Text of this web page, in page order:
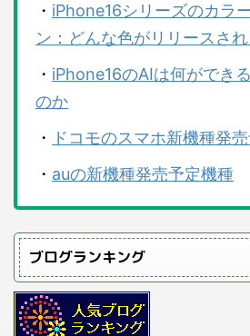
・ iPhone16シリーズのカラ
ン：どんな色がリリースされ
・ iPhone16のAIは何ができ
のか
・
ドコモのスマホ新機種発
・ auの新機種発売予定機種
ブログランキング